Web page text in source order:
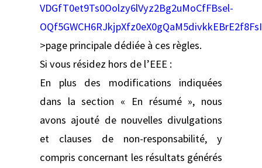
VDGfT0et9Ts0Oolzy6lVyz2Bg2uMoCfFBsel-
>page principale dédiée à ces règles.
Si vous résidez hors de l’EEE :
En plus des modifications indiquées
dans la section « En résumé », nous
avons ajouté de nouvelles divulgations
et clauses de non-responsabilité, y
compris concernant les résultats générés